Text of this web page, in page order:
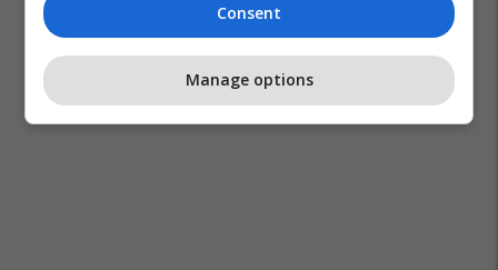
Consent
Manage options